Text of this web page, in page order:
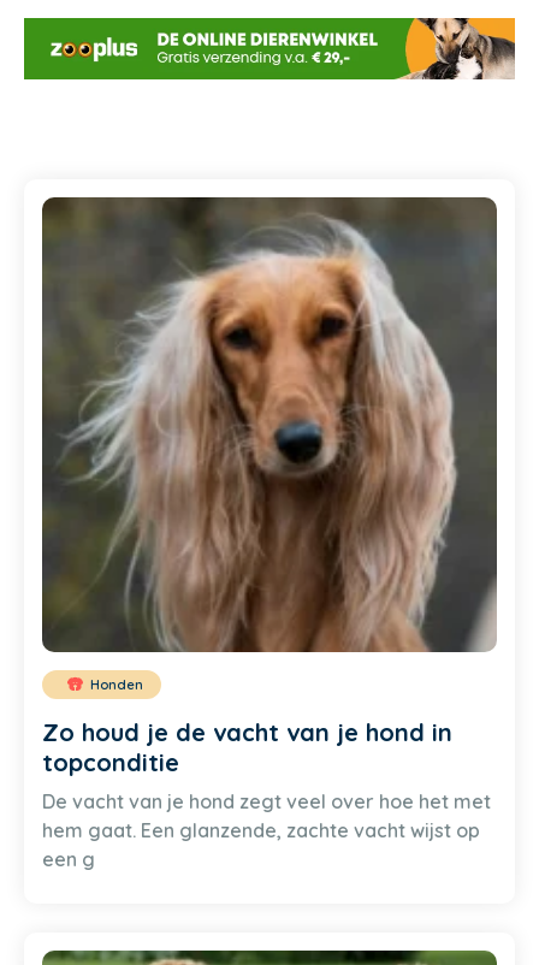
Honden
Zo houd je de vacht van je hond in
topconditie
De vacht van je hond zegt veel over hoe het met
hem gaat. Een glanzende, zachte vacht wijst op
een g